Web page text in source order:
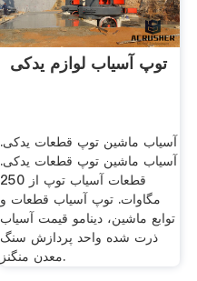
توپ آسیاب لوازم یدکی
آسیاب ماشین توپ قطعات یدکی.
آسیاب ماشین توپ قطعات یدکی.
قطعات آسیاب توپ از 250
مگاوات. توپ آسیاب قطعات و
توابع ماشین، دینامو قیمت آسیاب
ذرت شده واحد پردازش سنگ
معدن منگنز.